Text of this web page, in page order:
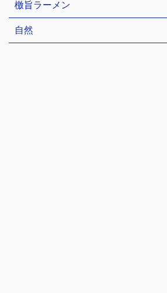
檄旨ラーメン
自然